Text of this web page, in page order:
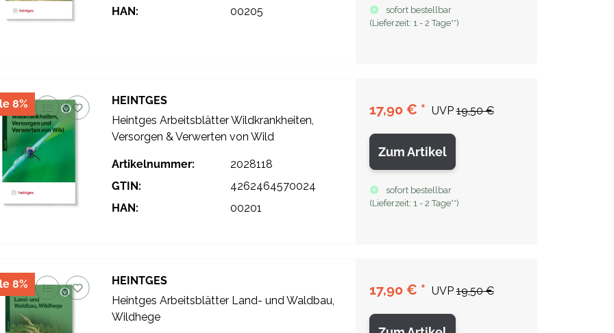
HAN:
00205
sofort bestellbar
(Lieferzeit: 1 - 2 Tage**)
8%
HEINTGES
Heintges Arbeitsblätter Wildkrankheiten,
Versorgen & Verwerten von Wild
Artikelnummer:
2028118
GTIN:
4262464570024
HAN:
00201
17,90 € * UVP 19,50 €
Zum Artikel
sofort bestellbar
(Lieferzeit: 1 - 2 Tage**)
8%
HEINTGES
Heintges Arbeitsblätter Land- und Waldbau,
Wildhege
17,90 € * UVP 19,50 €